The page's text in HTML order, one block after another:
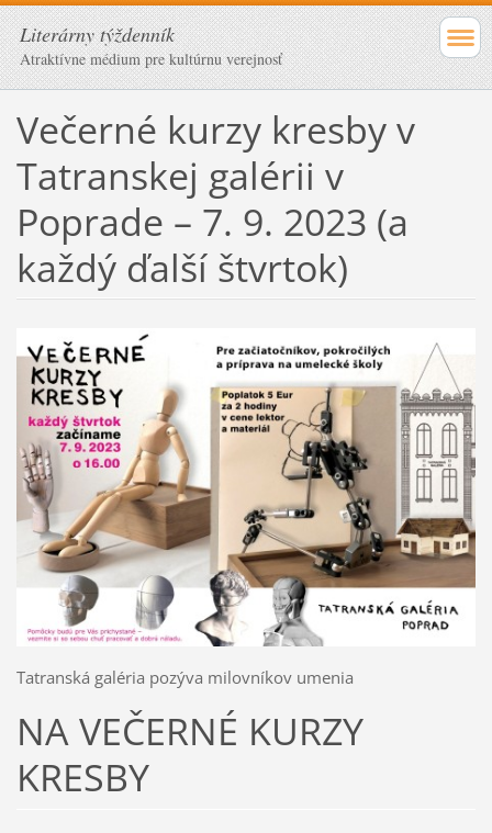
Literárny týždenník
Atraktívne médium pre kultúrnu verejnosť
Večerné kurzy kresby v
Tatranskej galérii v
Poprade – 7. 9. 2023 (a
každý ďalší štvrtok)
Tatranská galéria pozýva milovníkov umenia
NA VEČERNÉ KURZY
KRESBY